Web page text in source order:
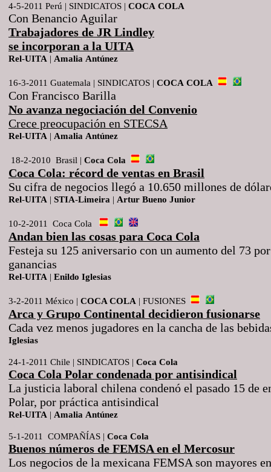
4-5-2011 Perú | SINDICATOS | COCA COLA
Con Benancio Aguilar
Trabajadores de JR Lindley
se incorporan a la UITA
Rel-UITA | Amalia Antúnez
16-3-2011 Guatemala | SINDICATOS | COCA COLA
Con Francisco Barilla
No avanza negociación del Convenio
Crece preocupación en STECSA
Rel-UITA | Amalia Antúnez
18-2-2010 Brasil | Coca Cola
Coca Cola: récord de ventas en Brasil
Su cifra de negocios llegó a 10.650 millones de
Rel-UITA | STIA-Limeira | Artur Bueno Junior
10-2-2011 Coca Cola
Andan bien las cosas para Coca Cola
Festeja su 125 aniversario con un aumento del 73
ganancias
Rel-UITA | Enildo Iglesias
3-2-2011 México | COCA COLA | FUSIONES
Arca y Grupo Continental decidieron fusionarse
Cada vez menos jugadores en la cancha de las
Iglesias
24-1-2011 Chile | SINDICATOS | Coca Cola
Coca Cola Polar condenada por antisindical
La justicia laboral chilena condenó el pasado 15 de
Polar, por práctica antisindical
Rel-UITA | Amalia Antúnez
5-1-2011 COMPAÑÍAS | Coca Cola
Buenos números de FEMSA en el Mercosur
Los negocios de la mexicana FEMSA son mayores